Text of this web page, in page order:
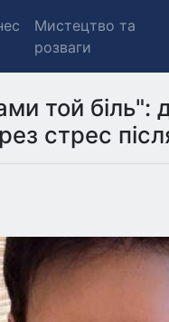
Мистецтво та
розваги
той біль":
стрес